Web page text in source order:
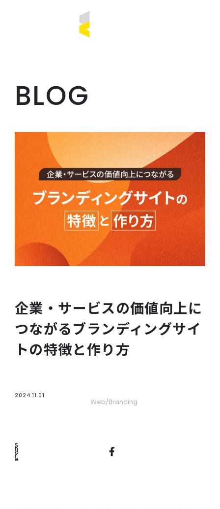
CONTACT
CONCEPT
ABOUT US
SERVICE
WORKS
CONTACT
RECRUIT
BLOG
BLOG
企業・サービスの価値向上に
つながるブランディングサイ
トの特徴と作り方
2024.11.01
Web Branding
S
H
A
R
E